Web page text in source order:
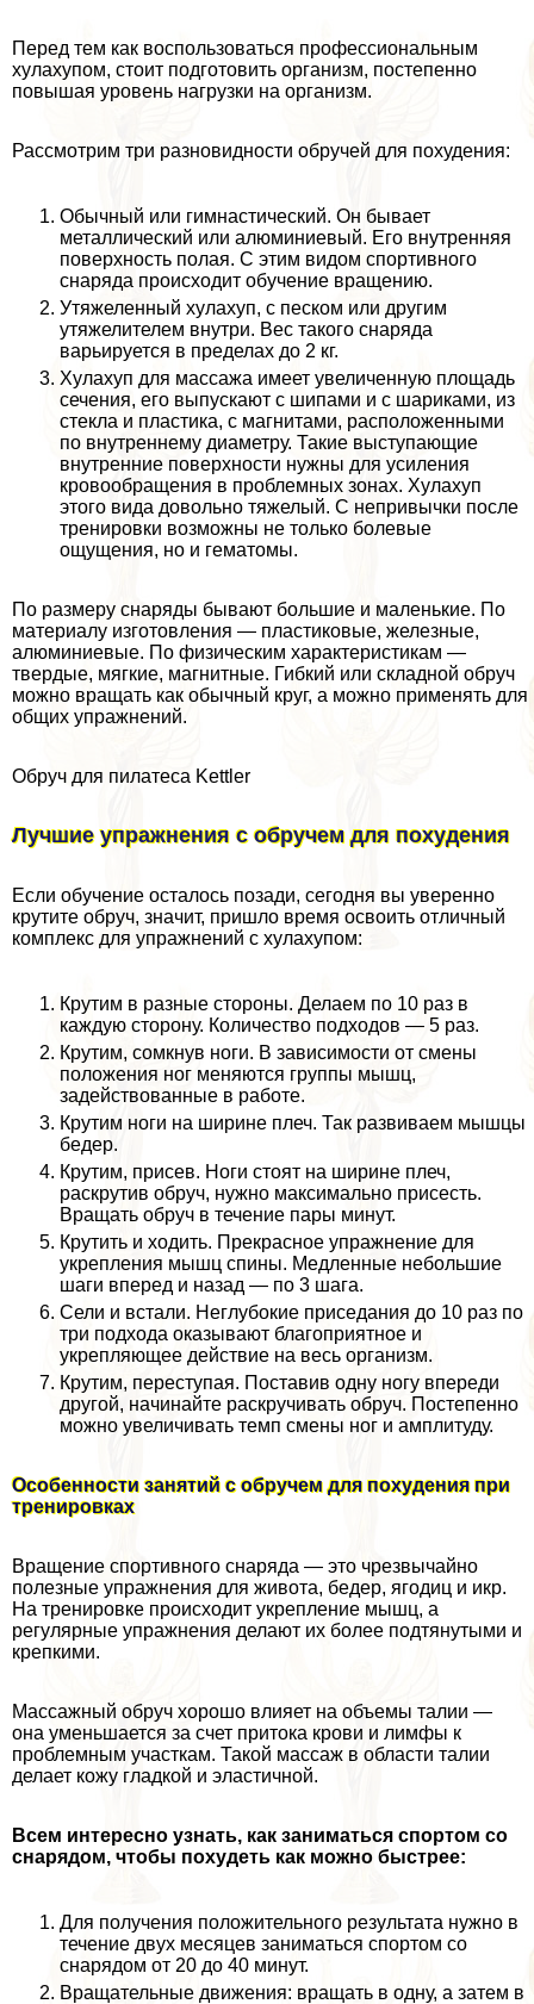
Перед тем как воспользоваться профессиональным
хулахупом, стоит подготовить организм, постепенно
повышая уровень нагрузки на организм.
Рассмотрим три разновидности обручей для похудения:
Обычный или гимнастический. Он бывает
металлический или алюминиевый. Его внутренняя
поверхность полая. С этим видом спортивного
снаряда происходит обучение вращению.
Утяжеленный хулахуп, с песком или другим
утяжелителем внутри. Вес такого снаряда
варьируется в пределах до 2 кг.
Хулахуп для массажа имеет увеличенную площадь
сечения, его выпускают с шипами и с шариками, из
стекла и пластика, с магнитами, расположенными
по внутреннему диаметру. Такие выступающие
внутренние поверхности нужны для усиления
кровообращения в проблемных зонах. Хулахуп
этого вида довольно тяжелый. С непривычки после
тренировки возможны не только болевые
ощущения, но и гематомы.
По размеру снаряды бывают большие и маленькие. По
материалу изготовления — пластиковые, железные,
алюминиевые. По физическим хаpaктеристикам —
твердые, мягкие, магнитные. Гибкий или складной обруч
можно вращать как обычный круг, а можно применять для
общих упражнений.
Обруч для пилатеса Kettler
Лучшие упражнения с обручем для похудения
Если обучение осталось позади, сегодня вы уверенно
крутите обруч, значит, пришло время освоить отличный
комплекс для упражнений с хулахупом:
Крутим в разные стороны. Делаем по 10 раз в
каждую сторону. Количество подходов — 5 раз.
Крутим, сомкнув ноги. В зависимости от смены
положения ног меняются группы мышц,
задействованные в работе.
Крутим ноги на ширине плеч. Так развиваем мышцы
бедер.
Крутим, присев. Ноги стоят на ширине плеч,
раскрутив обруч, нужно максимально присесть.
Вращать обруч в течение пары минут.
Крутить и ходить. Прекрасное упражнение для
укрепления мышц спины. Медленные небольшие
шаги вперед и назад — по 3 шага.
Сели и встали. Неглубокие приседания до 10 раз по
три подхода оказывают благоприятное и
укрепляющее действие на весь организм.
Крутим, переступая. Поставив одну ногу впереди
другой, начинайте раскручивать обруч. Постепенно
можно увеличивать темп смены ног и амплитуду.
Особенности занятий с обручем для похудения при
тренировках
Вращение спортивного снаряда — это чрезвычайно
полезные упражнения для живота, бедер, ягoдиц и икр.
На тренировке происходит укрепление мышц, а
регулярные упражнения делают их более подтянутыми и
крепкими.
Массажный обруч хорошо влияет на объемы талии —
она уменьшается за счет притока крови и лимфы к
проблемным участкам. Такой массаж в области талии
делает кожу гладкой и эластичной.
Всем интересно узнать, как заниматься спортом со
снарядом, чтобы похудеть как можно быстрее:
Для получения положительного результата нужно в
течение двух месяцев заниматься спортом со
снарядом от 20 до 40 минут.
Вращательные движения: вращать в одну, а затем в